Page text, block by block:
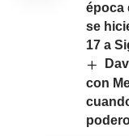
época
se
17 a
con